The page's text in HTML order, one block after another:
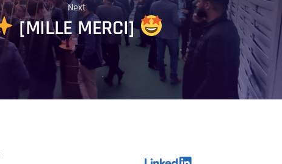
Next
[MILLE MERCI]